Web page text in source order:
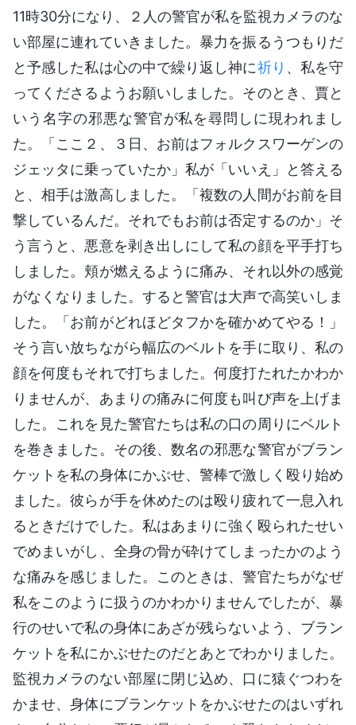
11時30分になり、２人の警官が私を監視カメラのな
い部屋に連れていきました。暴力を振るうつもりだ
と予感した私は心の中で繰り返し神に祈り 、私を守
ってくださるようお願いしました。そのとき、賈と
いう名字の邪悪な警官が私を尋問しに現われまし
た。「ここ２、３日、お前はフォルクスワーゲンの
ジェッタに乗っていたか」私が「いいえ」と答える
と、相手は激高しました。「複数の人間がお前を目
撃しているんだ。それでもお前は否定するのか」そ
う言うと、悪意を剥き出しにして私の顔を平手打ち
しました。頬が燃えるように痛み、それ以外の感覚
がなくなりました。すると警官は大声で高笑いしま
した。「お前がどれほどタフかを確かめてやる！」
そう言い放ちながら幅広のベルトを手に取り、私の
顔を何度もそれで打ちました。何度打たれたかわか
りませんが、あまりの痛みに何度も叫び声を上げま
した。これを見た警官たちは私の口の周りにベルト
を巻きました。その後、数名の邪悪な警官がブラン
ケットを私の身体にかぶせ、警棒で激しく殴り始め
ました。彼らが手を休めたのは殴り疲れて一息入れ
るときだけでした。私はあまりに強く殴られたせい
でめまいがし、全身の骨が砕けてしまったかのよう
な痛みを感じました。このときは、警官たちがなぜ
私をこのように扱うのかわかりませんでしたが、暴
行のせいで私の身体にあざが残らないよう、ブラン
ケットを私にかぶせたのだとあとでわかりました。
監視カメラのない部屋に閉じ込め、口に猿ぐつわを
かませ、身体にブランケットをかぶせたのはいずれ